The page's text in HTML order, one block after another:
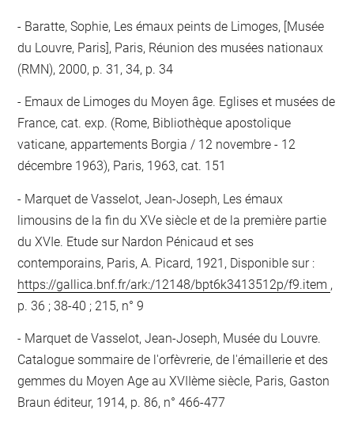
Baratte, Sophie, Les émaux peints de Limoges, [Musée
du Louvre, Paris], Paris, Réunion des musées nationaux
(RMN), 2000, p. 31, 34, p. 34
Emaux de Limoges du Moyen âge. Eglises et musées de
France, cat. exp. (Rome, Bibliothèque apostolique
vaticane, appartements Borgia / 12 novembre - 12
décembre 1963), Paris, 1963, cat. 151
Marquet de Vasselot, Jean-Joseph, Les émaux
limousins de la fin du XVe siècle et de la première partie
du XVIe. Etude sur Nardon Pénicaud et ses
contemporains, Paris, A. Picard, 1921, Disponible sur :
https://gallica.bnf.fr/ark:/12148/bpt6k3413512p/f9.item ,
p. 36 ; 38-40 ; 215, n° 9
Marquet de Vasselot, Jean-Joseph, Musée du Louvre.
Catalogue sommaire de l'orfèvrerie, de l'émaillerie et des
gemmes du Moyen Age au XVIIème siècle, Paris, Gaston
Braun éditeur, 1914, p. 86, n° 466-477